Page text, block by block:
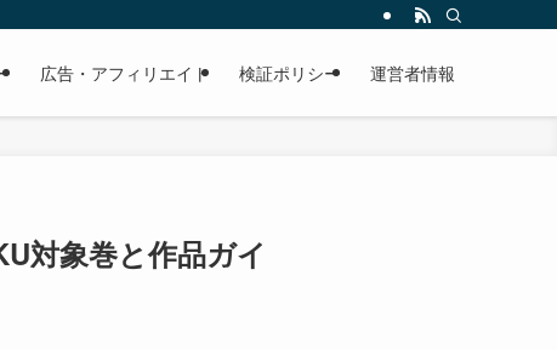
広告・アフィリエイト 検証ポリシー 運営者情報
対象巻と作品ガイ